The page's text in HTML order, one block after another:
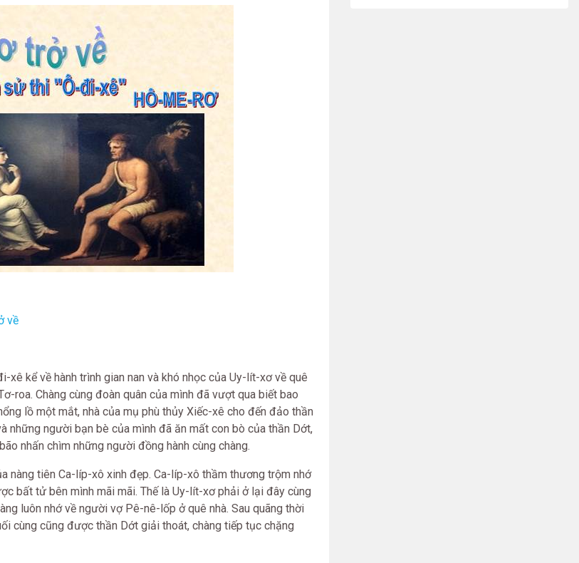
về
kể về hành trình gian nan và khó nhọc của Uy-lít-xơ về quê
roa. Chàng cùng đoàn quân của mình đã vượt qua biết bao
lồ một mắt, nhà của mụ phù thủy Xiếc-xê cho đến đảo thần
những người bạn bè của mình đã ăn mất con bò của thần Dớt,
nhấn chìm những người đồng hành cùng chàng.
tiên Ca-líp-xô xinh đẹp. Ca-líp-xô thầm thương trộm nhớ
bất tử bên mình mãi mãi. Thế là Uy-lít-xơ phải ở lại đây cùng
luôn nhớ về người vợ Pê-nê-lốp ở quê nhà. Sau quãng thời
cùng cũng được thần Dớt giải thoát, chàng tiếp tục chặng